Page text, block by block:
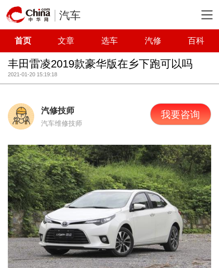
汽车
首页 文章 选车 汽修 百科
丰田雷凌2019款豪华版在乡下跑可以吗
2021-01-20 15:19:18
汽修技师
汽车维修技师
我要咨询